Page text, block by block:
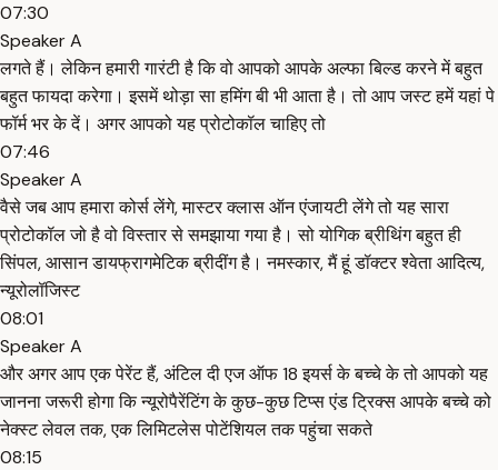
07:30
Speaker A
लगते हैं। लेकिन हमारी गारंटी है कि वो आपको आपके अल्फा बिल्ड करने में बहुत
बहुत फायदा करेगा। इसमें थोड़ा सा हमिंग बी भी आता है। तो आप जस्ट हमें यहां पे
फॉर्म भर के दें। अगर आपको यह प्रोटोकॉल चाहिए तो
07:46
Speaker A
वैसे जब आप हमारा कोर्स लेंगे, मास्टर क्लास ऑन एंजायटी लेंगे तो यह सारा
प्रोटोकॉल जो है वो विस्तार से समझाया गया है। सो योगिक ब्रीथिंग बहुत ही
सिंपल, आसान डायफ्रागमेटिक ब्रीदींग है। नमस्कार, मैं हूं डॉक्टर श्वेता आदित्य,
न्यूरोलॉजिस्ट
08:01
Speaker A
और अगर आप एक पेरेंट हैं, अंटिल दी एज ऑफ 18 इयर्स के बच्चे के तो आपको यह
जानना जरूरी होगा कि न्यूरोपैरेंटिंग के कुछ-कुछ टिप्स एंड ट्रिक्स आपके बच्चे को
नेक्स्ट लेवल तक, एक लिमिटलेस पोटेंशियल तक पहुंचा सकते
08:15